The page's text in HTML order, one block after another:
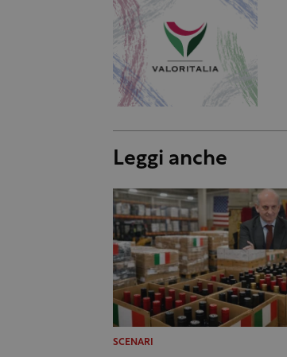
Leggi anche
SCENARI